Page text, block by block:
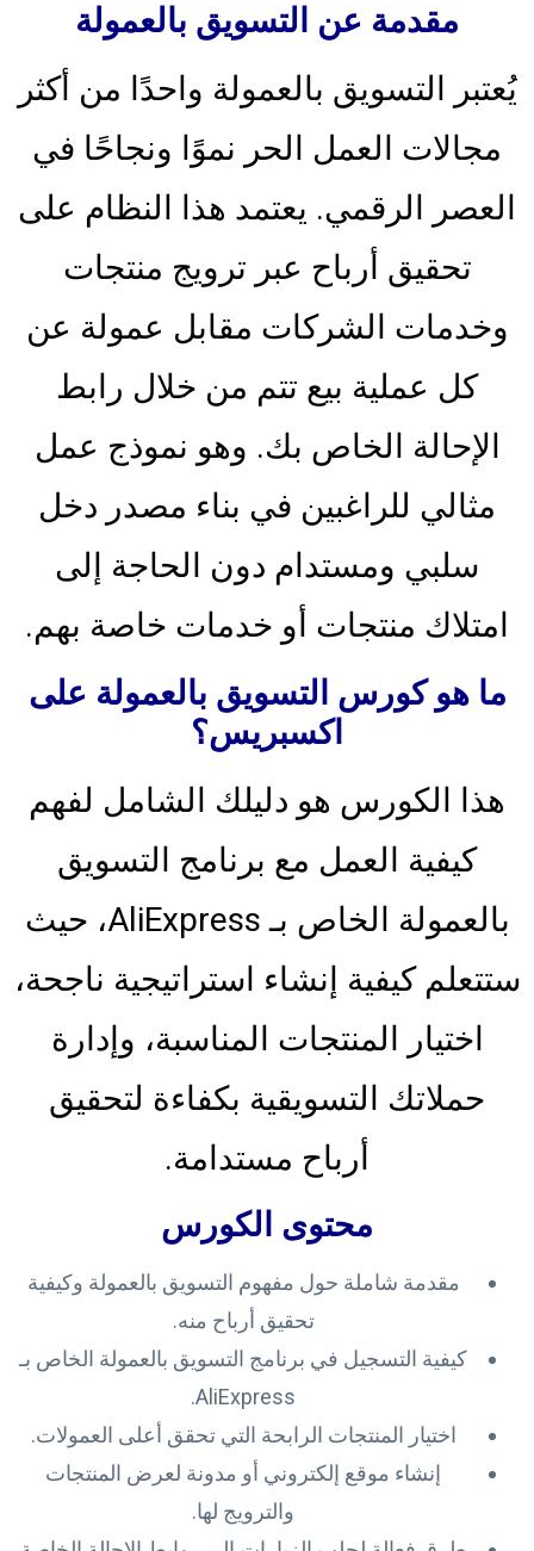
مقدمة عن التسويق بالعمولة
يُعتبر التسويق بالعمولة واحدًا من أكثر
مجالات العمل الحر نموًا ونجاحًا في
العصر الرقمي. يعتمد هذا النظام على
تحقيق أرباح عبر ترويج منتجات
وخدمات الشركات مقابل عمولة عن
كل عملية بيع تتم من خلال رابط
الإحالة الخاص بك. وهو نموذج عمل
مثالي للراغبين في بناء مصدر دخل
سلبي ومستدام دون الحاجة إلى
امتلاك منتجات أو خدمات خاصة بهم.
ما هو كورس التسويق بالعمولة على
اكسبريس؟
هذا الكورس هو دليلك الشامل لفهم
كيفية العمل مع برنامج التسويق
بالعمولة الخاص بـ AliExpress، حيث
ستتعلم كيفية إنشاء استراتيجية ناجحة،
اختيار المنتجات المناسبة، وإدارة
حملاتك التسويقية بكفاءة لتحقيق
أرباح مستدامة.
محتوى الكورس
مقدمة شاملة حول مفهوم التسويق بالعمولة وكيفية
تحقيق أرباح منه.
كيفية التسجيل في برنامج التسويق بالعمولة الخاص بـ
AliExpress.
اختيار المنتجات الرابحة التي تحقق أعلى العمولات.
إنشاء موقع إلكتروني أو مدونة لعرض المنتجات
والترويج لها.